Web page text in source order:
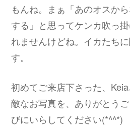
もんね。まぁ「あのオスか
する」と思ってケンカ吹っ
れませんけどね。イカたち
す。
初めてご来店下さった、
敵なお写真を、ありがとう
びにいらしてください(*^^*)